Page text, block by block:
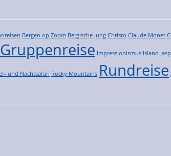
Bergen op Zoom Bergische Jung Christo Claude Monet
Gruppenreise Impressionismus Island
und Nachtsafari Rocky Mountains Rundreise